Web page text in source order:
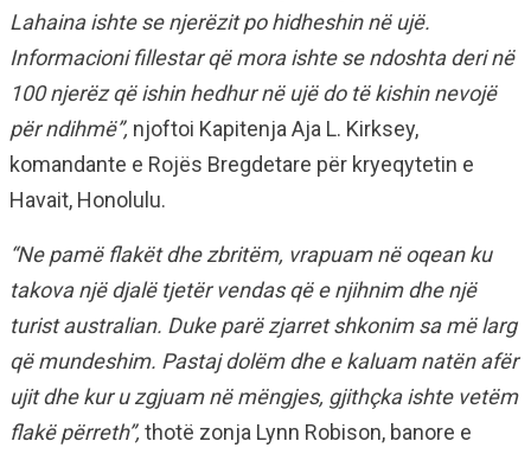
Lahaina ishte se njerëzit po hidheshin në ujë.
Informacioni fillestar që mora ishte se ndoshta deri në
100 njerëz që ishin hedhur në ujë do të kishin nevojë
për ndihmë”, njoftoi Kapitenja Aja L. Kirksey,
komandante e Rojës Bregdetare për kryeqytetin e
Havait, Honolulu.
“Ne pamë flakët dhe zbritëm, vrapuam në oqean ku
takova një djalë tjetër vendas që e njihnim dhe një
turist australian. Duke parë zjarret shkonim sa më larg
që mundeshim. Pastaj dolëm dhe e kaluam natën afër
ujit dhe kur u zgjuam në mëngjes, gjithçka ishte vetëm
flakë përreth”, thotë zonja Lynn Robison, banore e